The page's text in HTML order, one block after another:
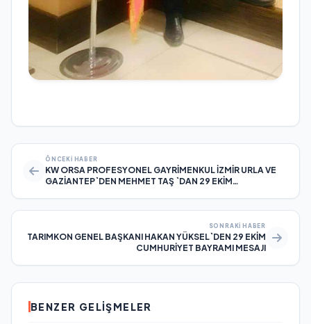
ÖNCEKI HABER
KW ORSA PROFESYONEL GAYRİMENKUL İZMİR URLA VE
GAZİANTEP`DEN MEHMET TAŞ `DAN 29 EKİM
SONRAKI HABER
TARIMKON GENEL BAŞKANI HAKAN YÜKSEL`DEN 29 EKİM
CUMHURİYET BAYRAMI MESAJI
BENZER GELIŞMELER